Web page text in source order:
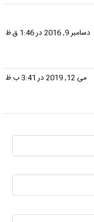
دسامبر 9, 2016 در 1:46 ق.ظ
می 12, 2019 در 3:41 ب.ظ